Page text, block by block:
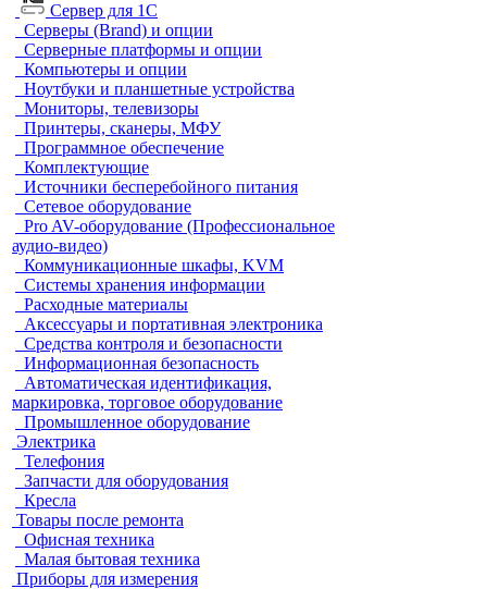
Сервер для 1С
Серверы (Brand) и опции
Серверные платформы и опции
Компьютеры и опции
Ноутбуки и планшетные устройства
Мониторы, телевизоры
Принтеры, сканеры, МФУ
Программное обеспечение
Комплектующие
Источники бесперебойного питания
Сетевое оборудование
Pro AV-оборудование (Профессиональное
аудио-видео)
Коммуникационные шкафы, KVM
Системы хранения информации
Расходные материалы
Аксессуары и портативная электроника
Средства контроля и безопасности
Информационная безопасность
Автоматическая идентификация,
маркировка, торговое оборудование
Промышленное оборудование
Электрика
Телефония
Запчасти для оборудования
Кресла
Товары после ремонта
Офисная техника
Малая бытовая техника
Приборы для измерения